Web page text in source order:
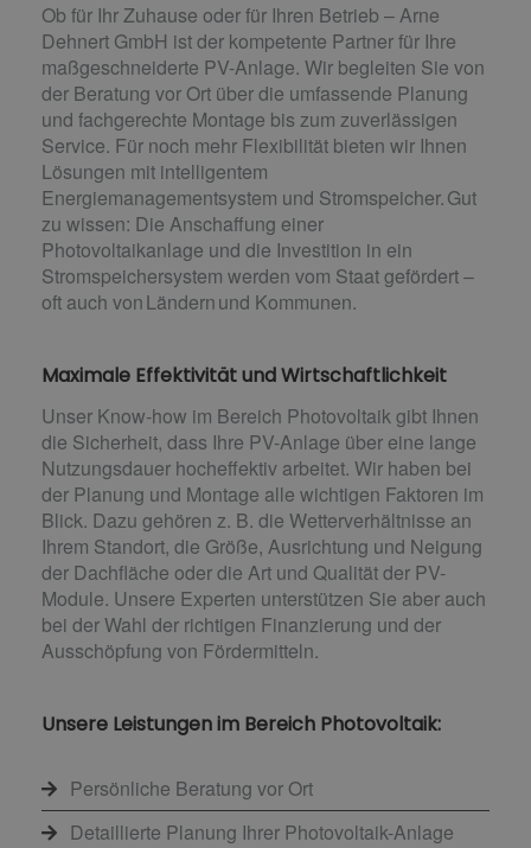
Ob für Ihr Zuhause oder für Ihren Betrieb – Arne
Dehnert GmbH ist der kompetente Partner für Ihre
maßgeschneiderte PV-Anlage. Wir begleiten Sie von
der Beratung vor Ort über die umfassende Planung
und fachgerechte Montage bis zum zuverlässigen
Service. Für noch mehr Flexibilität bieten wir Ihnen
Lösungen mit intelligentem
Energiemanagementsystem und Stromspeicher. Gut
zu wissen: Die Anschaffung einer
Photovoltaikanlage und die Investition in ein
Stromspeichersystem werden vom Staat gefördert –
oft auch von Ländern und Kommunen.
Maximale Effektivität und Wirtschaftlichkeit
Unser Know-how im Bereich Photovoltaik gibt Ihnen
die Sicherheit, dass Ihre PV-Anlage über eine lange
Nutzungsdauer hocheffektiv arbeitet. Wir haben bei
der Planung und Montage alle wichtigen Faktoren im
Blick. Dazu gehören z. B. die Wetterverhältnisse an
Ihrem Standort, die Größe, Ausrichtung und Neigung
der Dachfläche oder die Art und Qualität der PV-
Module. Unsere Experten unterstützen Sie aber auch
bei der Wahl der richtigen Finanzierung und der
Ausschöpfung von Fördermitteln.
Unsere Leistungen im Bereich Photovoltaik:
Persönliche Beratung vor Ort
Detaillierte Planung Ihrer Photovoltaik-Anlage